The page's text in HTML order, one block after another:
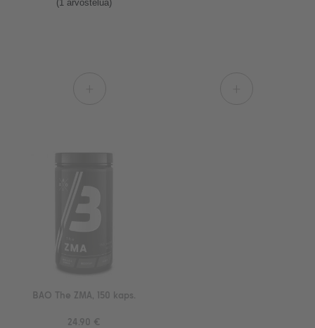
(1 arvostelua)
BAO The ZMA, 150 kaps.
24.90 €